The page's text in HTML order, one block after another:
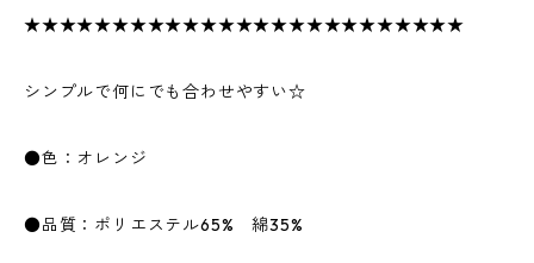
★★★★★★★★★★★★★★★★★★★★★★★★★
シンプルで何にでも合わせやすい☆
●色：オレンジ
●品質：ポリエステル65% 綿35%